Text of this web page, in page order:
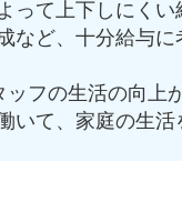
て上下しにくい
ど、十分給与に
フの生活の向上
いて、家庭の生活